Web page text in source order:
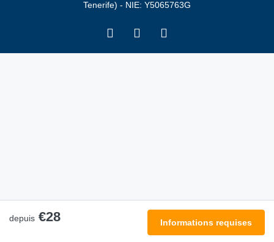
depuis €28 Informations requises
Tenerife) - NIE: Y5065763G